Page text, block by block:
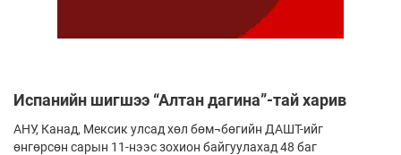
Испанийн шигшээ “Алтан дагина”-тай харив
АНУ, Канад, Мексик улсад хөл бөм¬бөгийн ДАШТ-ийг
өнгөрсөн сарын 11-нээс зохион байгуулахад 48 баг